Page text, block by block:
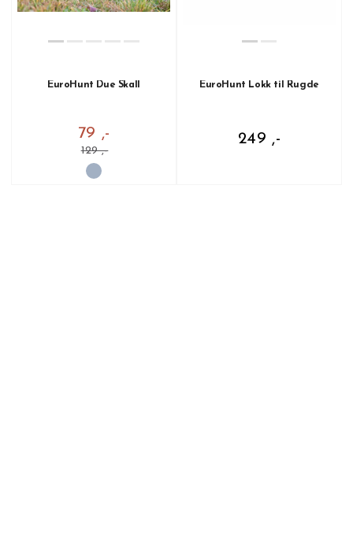
EuroHunt Due Skall
79 ,-
129 ,-
EuroHunt Lokk til Rugde
249 ,-